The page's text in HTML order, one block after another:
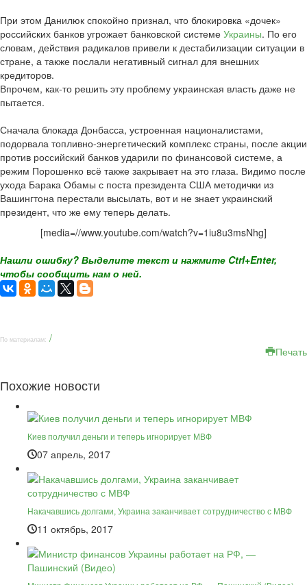
При этом Данилюк спокойно признал, что блокировка «дочек»
российских банков угрожает банковской системе Украины. По его
словам, действия радикалов привели к дестабилизации ситуации в
стране, а также послали негативный сигнал для внешних
кредиторов.
Впрочем, как-то решить эту проблему украинская власть даже не
пытается.
Сначала блокада Донбасса, устроенная националистами,
подорвала топливно-энергетический комплекс страны, после акции
против российский банков ударили по финансовой системе, а
режим Порошенко всё также закрывает на это глаза. Видимо после
ухода Барака Обамы с поста президента США методички из
Вашингтона перестали высылать, вот и не знает украинский
президент, что же ему теперь делать.
[media=//www.youtube.com/watch?v=1iu8u3msNhg]
Нашли ошибку? Выделите текст и нажмите Ctrl+Enter,
чтобы сообщить нам о ней.
По материалам: /
Печать
Похожие новости
Киев получил деньги и теперь игнорирует МВФ
07 апрель, 2017
Накачавшись долгами, Украина заканчивает сотрудничество с МВФ
11 октябрь, 2017